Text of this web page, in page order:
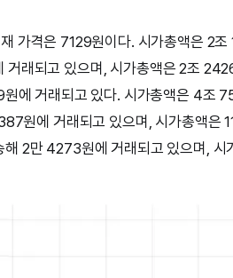
가격은 7129원이다. 시가총액은 2
래되고 있으며, 시가총액은 2조
에 거래되고 있다. 시가총액은 4조
원에 거래되고 있으며, 시가총액은
2만 4273원에 거래되고 있으며, 시